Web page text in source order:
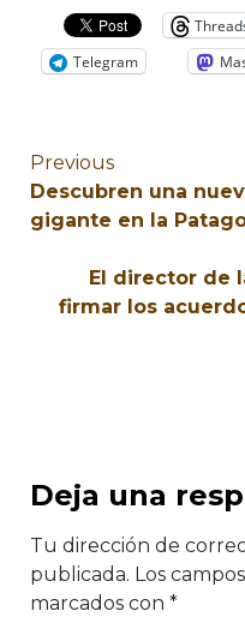
Telegram
Previous
Descubren una
gigante en la
El director de
firmar los
Deja una
Tu dirección de
publicada. Los
marcados con *